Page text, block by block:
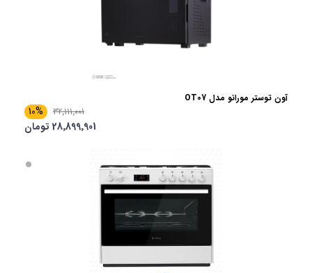
آون توستر مورانو مدل OT07
32٬111٬001
10%
28٬899٬901 تومان